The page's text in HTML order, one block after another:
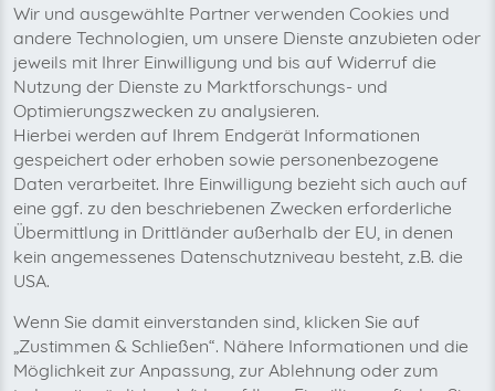
Wir wollen auch bald Ihre ee.co.uk-
Rechnungen automatisch abholen!
Wir und ausgewählte Partner verwenden Cookies und
andere Technologien, um unsere Dienste anzubieten oder
jeweils mit Ihrer Einwilligung und bis auf Widerruf die
Nutzung der Dienste zu Marktforschungs- und
Optimierungszwecken zu analysieren.
Hierbei werden auf Ihrem Endgerät Informationen
gespeichert oder erhoben sowie personenbezogene
Daten verarbeitet. Ihre Einwilligung bezieht sich auch auf
eine ggf. zu den beschriebenen Zwecken erforderliche
Übermittlung in Drittländer außerhalb der EU, in denen
kein angemessenes Datenschutzniveau besteht, z.B. die
USA.
Wenn Sie damit einverstanden sind, klicken Sie auf
„Zustimmen & Schließen“. Nähere Informationen und die
Möglichkeit zur Anpassung, zur Ablehnung oder zum